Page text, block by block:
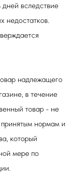
дней вследствие
недостатков.
надлежащего
в течение
товар - не
нормам и
который
мере по